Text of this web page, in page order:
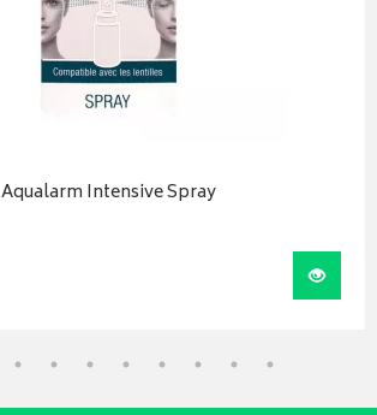
Aqualarm Intensive Spray